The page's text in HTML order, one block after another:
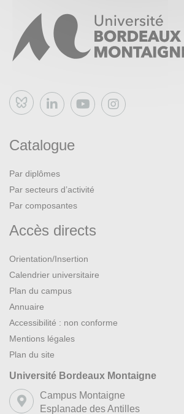
Bluesky
Catalogue
Par diplômes
Par secteurs d’activité
Par composantes
Accès directs
Orientation/Insertion
Calendrier universitaire
Plan du campus
Annuaire
Accessibilité : non conforme
Mentions légales
Plan du site
Université Bordeaux Montaigne
Campus Montaigne
Esplanade des Antilles